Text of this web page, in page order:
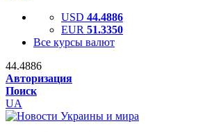
USD 44.4886
EUR 51.3350
Все курсы валют
44.4886
Авторизация
Поиск
UA